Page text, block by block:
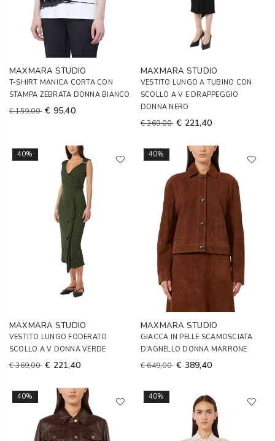
MAXMARA STUDIO
T-SHIRT MANICA CORTA CON
STAMPA ZEBRATA DONNA BIANCO
€ 159,00 € 95,40
MAXMARA STUDIO
VESTITO LUNGO A TUBINO CON
SCOLLO A V E DRAPPEGGIO
DONNA NERO
€ 369,00 € 221,40
40%
MAXMARA STUDIO
VESTITO LUNGO FODERATO
SCOLLO A V DONNA VERDE
€ 369,00 € 221,40
40%
MAXMARA STUDIO
GIACCA IN PELLE SCAMOSCIATA
D'AGNELLO DONNA MARRONE
€ 649,00 € 389,40
40% 40%